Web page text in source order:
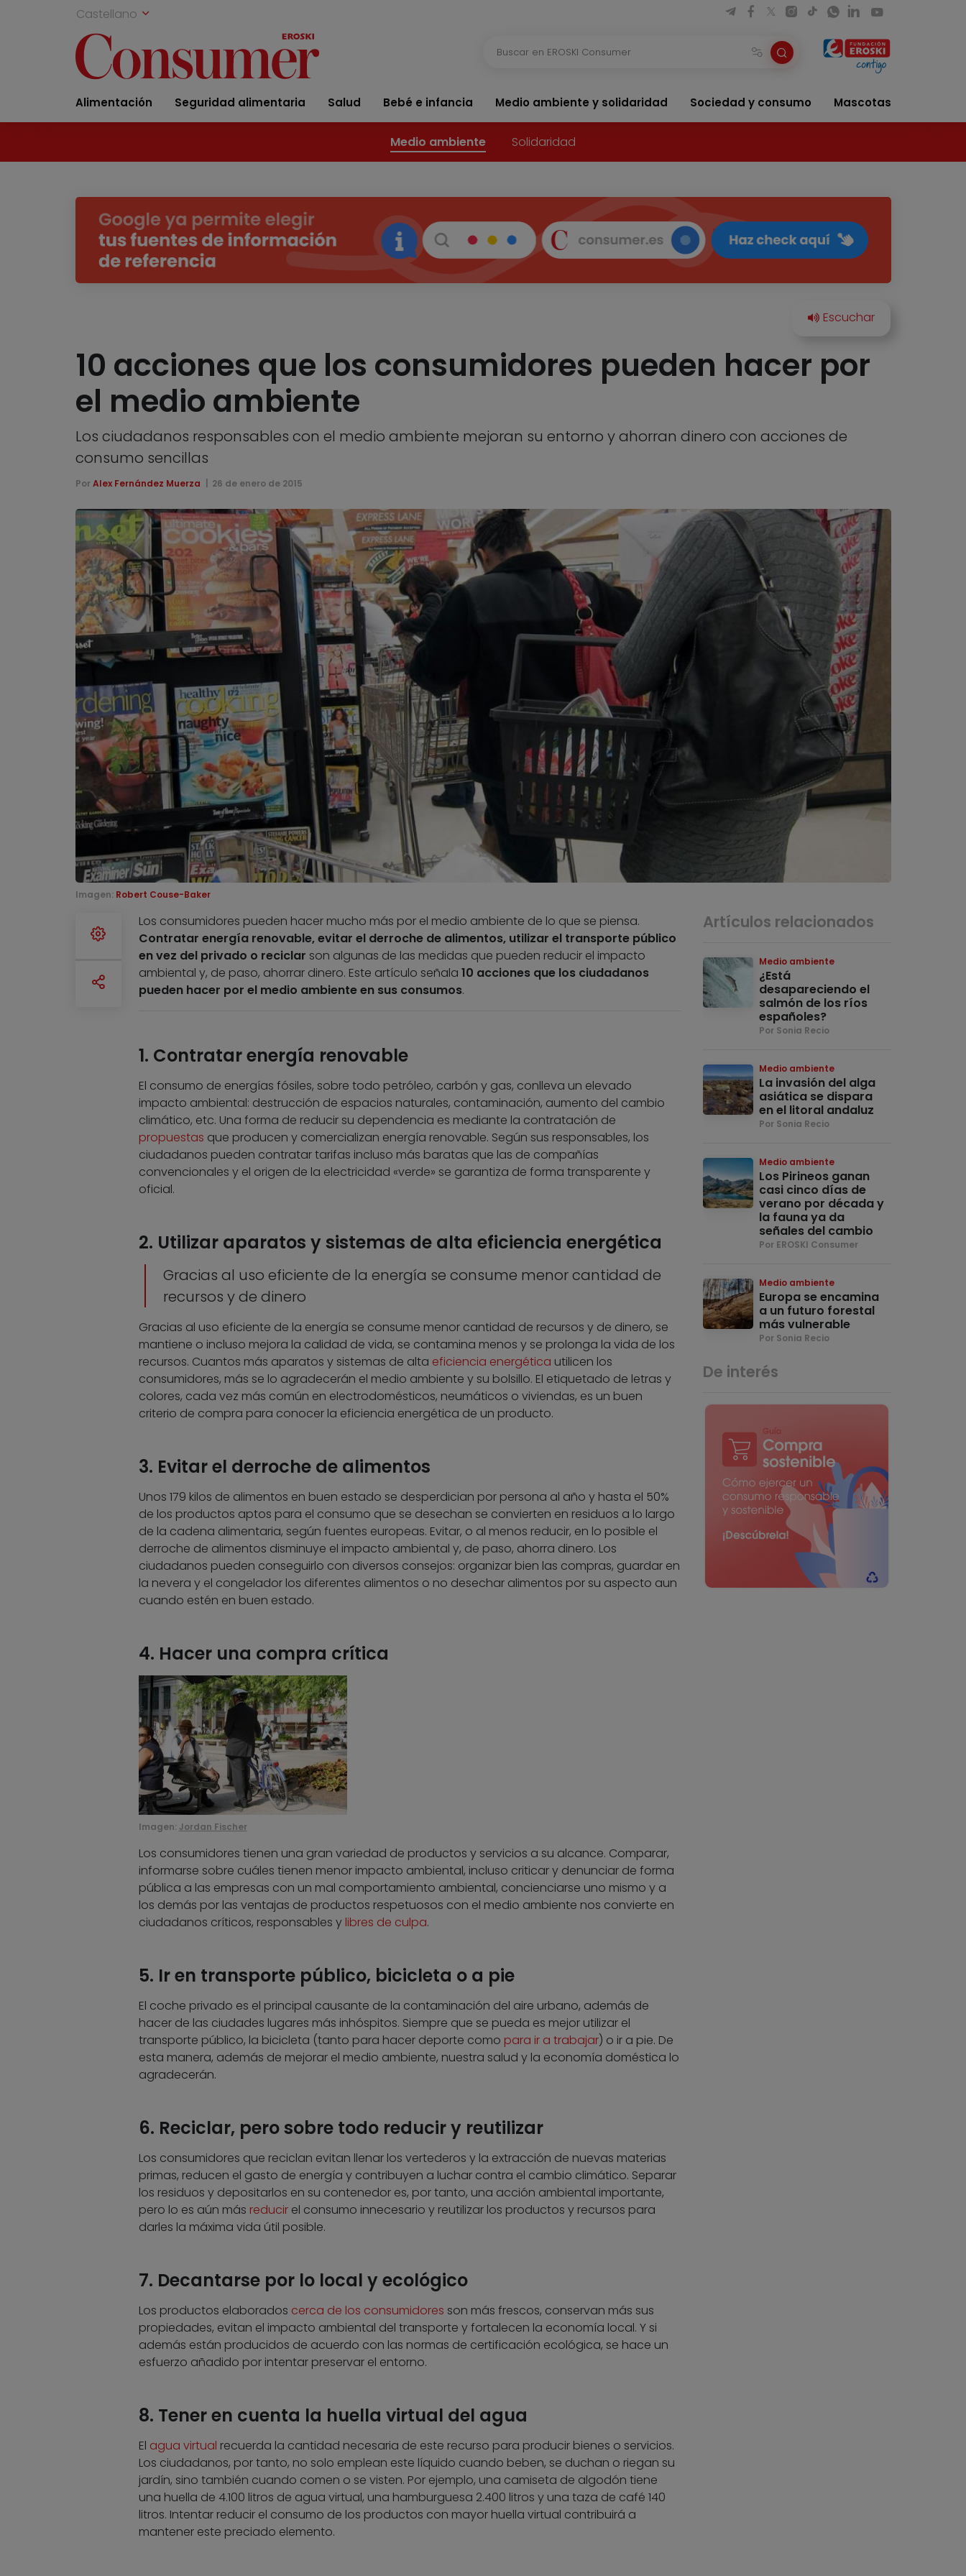
Castellano
Alimentación Seguridad alimentaria Salud Bebé e infancia Medio ambiente y solidaridad Sociedad y consumo Mascotas
Medio ambiente Solidaridad
10 acciones que los consumidores pueden hacer por
el medio ambiente
Los ciudadanos responsables con el medio ambiente mejoran su entorno y ahorran dinero con acciones de
consumo sencillas
Por Alex Fernández Muerza 26 de enero de 2015
Imagen: Robert Couse-Baker
Los consumidores pueden hacer mucho más por el medio ambiente de lo que se piensa.
Contratar energía renovable, evitar el derroche de alimentos, utilizar el transporte público
en vez del privado o reciclar son algunas de las medidas que pueden reducir el impacto
ambiental y, de paso, ahorrar dinero. Este artículo señala 10 acciones que los ciudadanos
pueden hacer por el medio ambiente en sus consumos.
1. Contratar energía renovable
El consumo de energías fósiles, sobre todo petróleo, carbón y gas, conlleva un elevado
impacto ambiental: destrucción de espacios naturales, contaminación, aumento del cambio
climático, etc. Una forma de reducir su dependencia es mediante la contratación de
propuestas que producen y comercializan energía renovable. Según sus responsables, los
ciudadanos pueden contratar tarifas incluso más baratas que las de compañías
convencionales y el origen de la electricidad «verde» se garantiza de forma transparente y
oficial.
2. Utilizar aparatos y sistemas de alta eficiencia energética
Gracias al uso eficiente de la energía se consume menor cantidad de
recursos y de dinero
Gracias al uso eficiente de la energía se consume menor cantidad de recursos y de dinero, se
mantiene o incluso mejora la calidad de vida, se contamina menos y se prolonga la vida de los
recursos. Cuantos más aparatos y sistemas de alta eficiencia energética utilicen los
consumidores, más se lo agradecerán el medio ambiente y su bolsillo. El etiquetado de letras y
colores, cada vez más común en electrodomésticos, neumáticos o viviendas, es un buen
criterio de compra para conocer la eficiencia energética de un producto.
3. Evitar el derroche de alimentos
Unos 179 kilos de alimentos en buen estado se desperdician por persona al año y hasta el 50%
de los productos aptos para el consumo que se desechan se convierten en residuos a lo largo
de la cadena alimentaria, según fuentes europeas. Evitar, o al menos reducir, en lo posible el
derroche de alimentos disminuye el impacto ambiental y, de paso, ahorra dinero. Los
ciudadanos pueden conseguirlo con diversos consejos: organizar bien las compras, guardar en
la nevera y el congelador los diferentes alimentos o no desechar alimentos por su aspecto aun
cuando estén en buen estado.
4. Hacer una compra crítica
Imagen: Jordan Fischer
Los consumidores tienen una gran variedad de productos y servicios a su alcance. Comparar,
informarse sobre cuáles tienen menor impacto ambiental, incluso criticar y denunciar de forma
pública a las empresas con un mal comportamiento ambiental, concienciarse uno mismo y a
los demás por las ventajas de productos respetuosos con el medio ambiente nos convierte en
ciudadanos críticos, responsables y libres de culpa.
5. Ir en transporte público, bicicleta o a pie
El coche privado es el principal causante de la contaminación del aire urbano, además de
hacer de las ciudades lugares más inhóspitos. Siempre que se pueda es mejor utilizar el
transporte público, la bicicleta (tanto para hacer deporte como para ir a trabajar) o ir a pie. De
esta manera, además de mejorar el medio ambiente, nuestra salud y la economía doméstica lo
agradecerán.
6. Reciclar, pero sobre todo reducir y reutilizar
Los consumidores que reciclan evitan llenar los vertederos y la extracción de nuevas materias
primas, reducen el gasto de energía y contribuyen a luchar contra el cambio climático. Separar
los residuos y depositarlos en su contenedor es, por tanto, una acción ambiental importante,
pero lo es aún más reducirel consumo innecesario y reutilizar los productos y recursos para
darles la máxima vida útil posible.
7. Decantarse por lo local y ecológico
Los productos elaborados cerca de los consumidores son más frescos, conservan más sus
propiedades, evitan el impacto ambiental del transporte y fortalecen la economía local. Y si
además están producidos de acuerdo con las normas de certificación ecológica, se hace un
esfuerzo añadido por intentar preservar el entorno.
8. Tener en cuenta la huella virtual del agua
El agua virtual recuerda la cantidad necesaria de este recurso para producir bienes o servicios.
Los ciudadanos, por tanto, no solo emplean este líquido cuando beben, se duchan o riegan su
jardín, sino también cuando comen o se visten. Por ejemplo, una camiseta de algodón tiene
una huella de 4.100 litros de agua virtual, una hamburguesa 2.400 litros y una taza de café 140
litros. Intentar reducir el consumo de los productos con mayor huella virtual contribuirá a
mantener este preciado elemento.
Artículos relacionados
Medio ambiente
¿Está
desapareciendo el
salmón de los ríos
españoles?
Por Sonia Recio
Medio ambiente
La invasión del alga
asiática se dispara
en el litoral andaluz
Por Sonia Recio
Medio ambiente
Los Pirineos ganan
casi cinco días de
verano por década y
la fauna ya da
señales del cambio
Por EROSKI Consumer
Medio ambiente
Europa se encamina
a un futuro forestal
más vulnerable
Por Sonia Recio
De interés